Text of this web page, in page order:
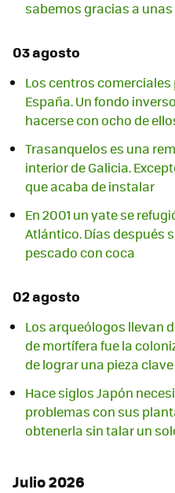
sabemos gracias a
03 agosto
Los centros
España. Un fondo
hacerse con ocho de
Trasanquelos es una
interior de Galicia.
que acaba de instalar
En 2001 un yate se
Atlántico. Días después
pescado con coca
02 agosto
Los arqueólogos llevan
de mortífera fue la
de lograr una pieza
Hace siglos Japón
problemas con sus
obtenerla sin talar un
Julio 2026